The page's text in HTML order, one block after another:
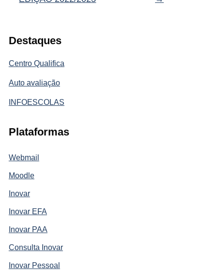
Destaques
Centro Qualifica
Auto avaliação
INFOESCOLAS
Plataformas
Webmail
Moodle
Inovar
Inovar EFA
Inovar PAA
Consulta Inovar
Inovar Pessoal